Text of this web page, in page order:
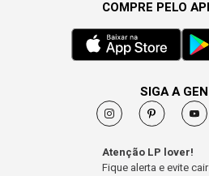
COMPRE PELO
SIGA A
Atenção LP lover!
Fique alerta e evite